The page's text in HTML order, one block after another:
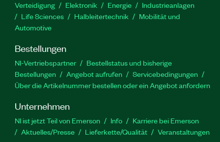
Verteidigung
Elektronik Energie
Industrieanlagen
Life Sciences
Halbleitertechnik
Mobilität und
Automotive
Bestellungen
NI-Vertriebspartner
Bestellstatus und bisherige
Bestellungen
Angebot aufrufen
Servicebedingungen
Über die Artikelnummer bestellen oder ein Angebot anfordern
Unternehmen
NI ist jetzt Teil von Emerson Info
Karriere bei Emerson
Aktuelles/Presse
Lieferkette/Qualität Veranstaltungen